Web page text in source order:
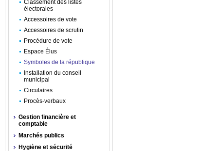
Classement des listes
électorales
Accessoires de vote
Accessoires de scrutin
Procédure de vote
Espace Élus
Symboles de la république
Installation du conseil
municipal
Circulaires
Procès-verbaux
Gestion financière et
comptable
Marchés publics
Hygiène et sécurité